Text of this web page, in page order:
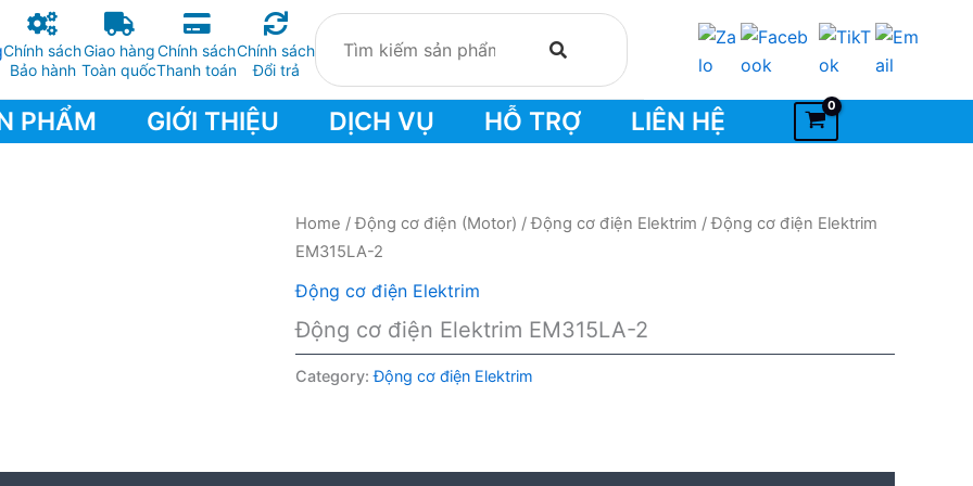
Chính sách
Bảo hành
Giao hàng
Toàn quốc
Chính sách
Thanh toán
Chính sách
Đổi trả
PHẨM GIỚI THIỆU DỊCH VỤ HỖ TRỢ LIÊN HỆ
Home /Động cơ điện (Motor) /Động cơ điện Elektrim / Động cơ điện Elektrim
EM315LA-2
Động cơ điện Elektrim
Động cơ điện Elektrim EM315LA-2
Category:Động cơ điện Elektrim